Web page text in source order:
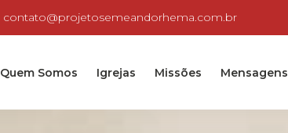
contato@projetosemeandorhema.com.br
Quem Somos Igrejas Missões Mensagens